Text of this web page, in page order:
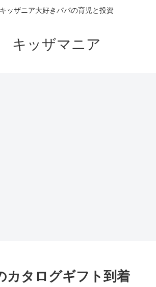
キッザニア大好きパパの育児と投資
キッザマニア
タログギフト到着